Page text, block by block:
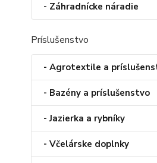
- Záhradnícke náradie
Príslušenstvo
- Agrotextile a
- Bazény a príslušenstvo
- Jazierka a rybníky
- Včelárske doplnky